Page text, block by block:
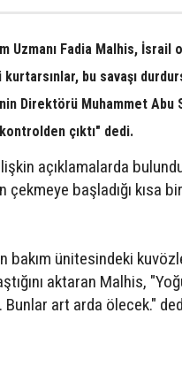
Uzmanı Fadia Malhis,
bu savaşı
Direktörü Muhammet Abu
çıktı" dedi.
açıklamalarda
başladığı kısa
bakım ünitesindeki
aktaran Malhis,
art arda ölecek."